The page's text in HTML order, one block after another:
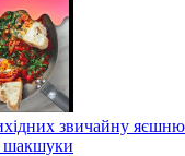
звичайну
шакшуки